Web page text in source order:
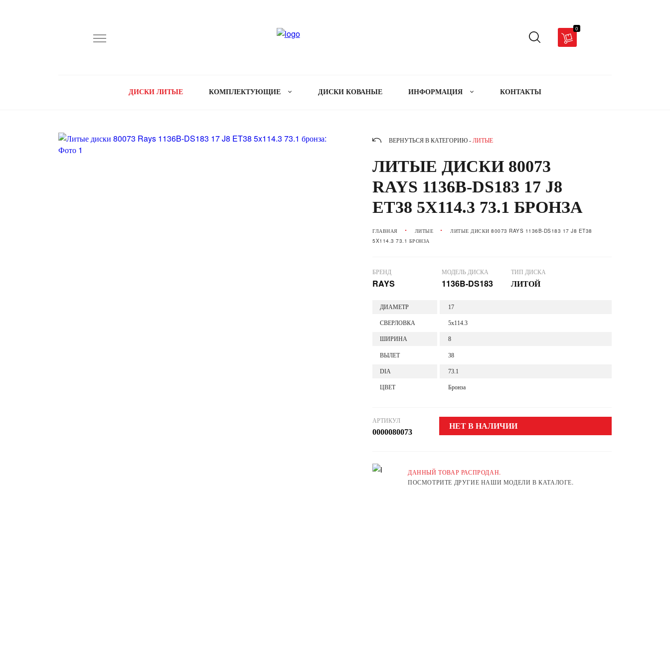
0
ДИСКИ ЛИТЫЕ КОМПЛЕКТУЮЩИЕ ДИСКИ КОВАНЫЕ ИНФОРМАЦИЯ КОНТАКТЫ
ВЕРНУТЬСЯ В КАТЕГОРИЮ - ЛИТЫЕ
ЛИТЫЕ ДИСКИ 80073
RAYS 1136B-DS183 17 J8
ET38 5X114.3 73.1 БРОНЗА
ГЛАВНАЯ ЛИТЫЕ
ЛИТЫЕ ДИСКИ 80073 RAYS 1136B-DS183 17 J8 ET38
5X114.3 73.1 БРОНЗА
БРЕНД
RAYS
МОДЕЛЬ ДИСКА
1136B-DS183
ТИП ДИСКА
ЛИТОЙ
ДИАМЕТР 17
СВЕРЛОВКА 5x114.3
ШИРИНА 8
ВЫЛЕТ 38
DIA 73.1
ЦВЕТ Бронза
АРТИКУЛ
0000080073
НЕТ В НАЛИЧИИ
ДАННЫЙ ТОВАР РАСПРОДАН.
ПОСМОТРИТЕ ДРУГИЕ НАШИ МОДЕЛИ В КАТАЛОГЕ.